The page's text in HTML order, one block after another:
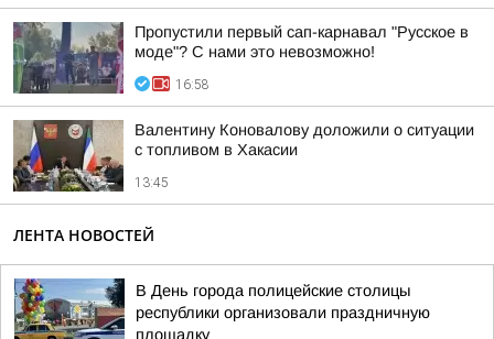
Пропустили первый сап-карнавал "Русское в
моде"? С нами это невозможно!
16:58
Валентину Коновалову доложили о ситуации
с топливом в Хакасии
13:45
ЛЕНТА НОВОСТЕЙ
В День города полицейские столицы
республики организовали праздничную
площадку